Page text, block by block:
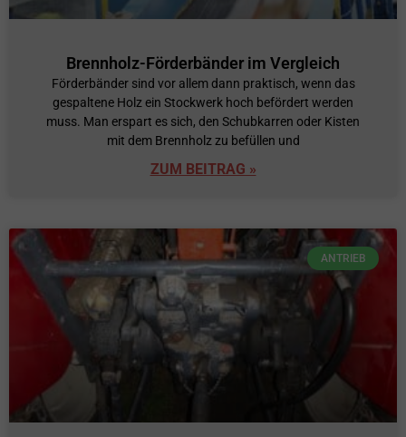
Brennholz-Förderbänder im Vergleich
Förderbänder sind vor allem dann praktisch, wenn das
gespaltene Holz ein Stockwerk hoch befördert werden
muss. Man erspart es sich, den Schubkarren oder Kisten
mit dem Brennholz zu befüllen und
ZUM BEITRAG »
ANTRIEB